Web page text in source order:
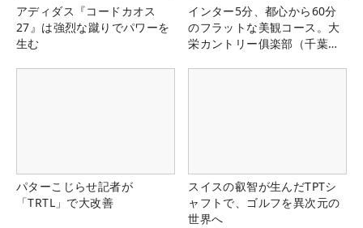
アディダス『コードカオス
27』は強烈な蹴りでパワーを
生む
インター5分、都心から60分
のフラットな美観コース。大
栄カントリー俱楽部（千葉
パターこじらせ記者が
「TRTL」で大改善
スイスの叡智が生んだTPTシ
ャフトで、ゴルフを異次元の
世界へ